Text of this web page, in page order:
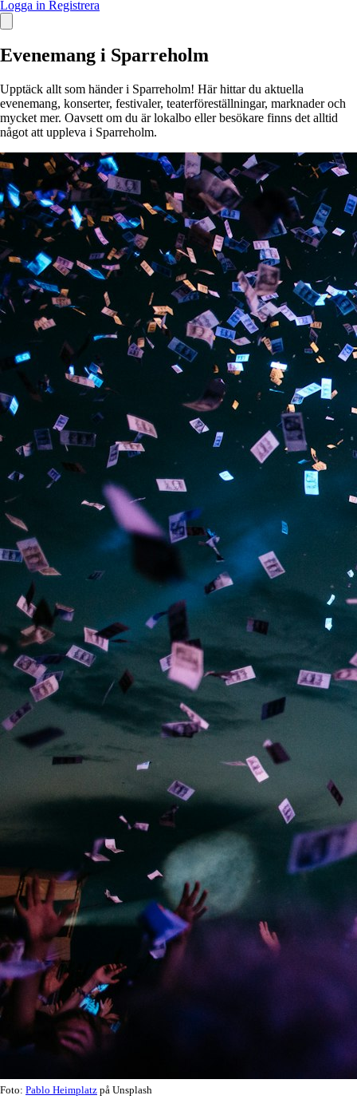
Logga in Registrera
Evenemang i Sparreholm
Upptäck allt som händer i Sparreholm! Här hittar du aktuella
evenemang, konserter, festivaler, teaterföreställningar, marknader och
mycket mer. Oavsett om du är lokalbo eller besökare finns det alltid
något att uppleva i Sparreholm.
Foto: Pablo Heimplatz på Unsplash